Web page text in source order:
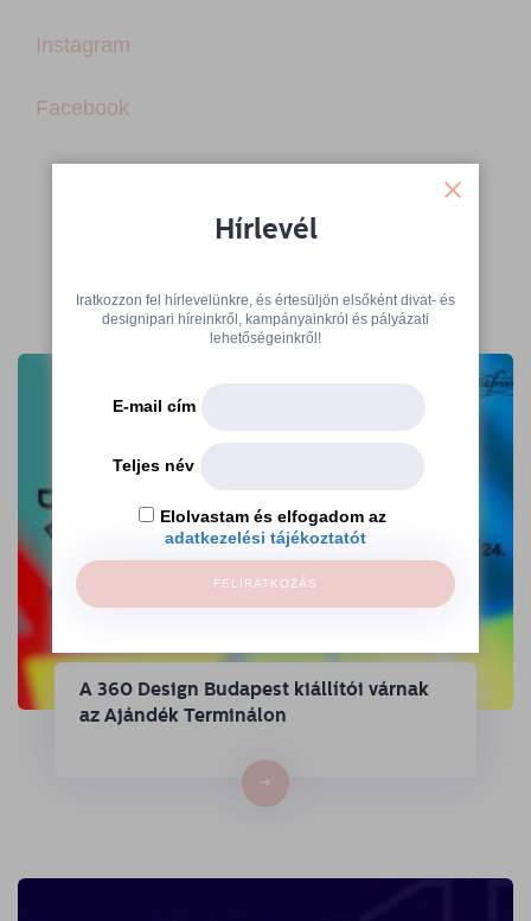
Instagram
Facebook
További cikkek
A 360 Design Budapest kiállítói várnak
az Ajándék Terminálon
→
Hírlevél
Iratkozzon fel hírlevelünkre, és értesüljön elsőként divat- és
designipari híreinkről, kampányainkról és pályázati
lehetőségeinkről!
E-mail cím
Teljes név
Elolvastam és elfogadom az
adatkezelési tájékoztatót
FELIRATKOZÁS